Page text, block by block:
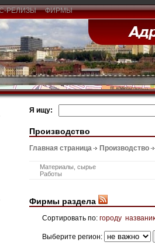
РЕЛИЗЫ ФИРМЫ
Я ищу:
Производство
Главная страница Производство
Материалы, сырье
Работы
Фирмы раздела
Сортировать по: городу
Выберите регион: